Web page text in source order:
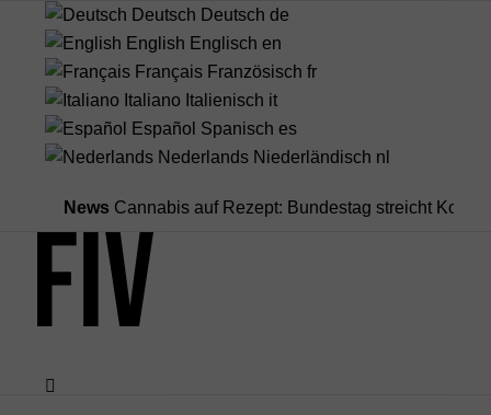
Deutsch Deutsch de
English Englisch en
Français Französisch fr
Italiano Italienisch it
Español Spanisch es
Nederlands Niederländisch nl
Cannabis auf Rezept: Bundestag streicht